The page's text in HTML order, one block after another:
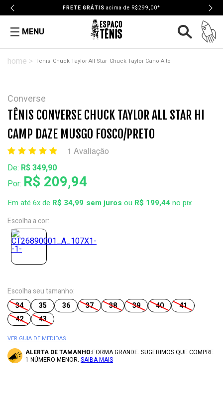
FRETE GRÁTIS acima de R$299,00*
MENU
Tenis Chuck Taylor All Star Chuck Taylor Cano Alto
Converse
TÊNIS CONVERSE CHUCK TAYLOR ALL STAR HI
CAMP DAZE MUSGO FOSCO/PRETO
1 Avaliação
De: R$ 349,90
Por: R$ 209,94
Em até 6x de R$ 34,99 ou R$ 199,44no pix
Escolha a cor:
Escolha seu tamanho:
34
35 36 37 38 39 40
41
42
43
VER GUIA DE MEDIDAS
ALERTA DE TAMANHO:FORMA GRANDE. SUGERIMOS QUE COMPRE
1 NÚMERO MENOR. SAIBA MAIS